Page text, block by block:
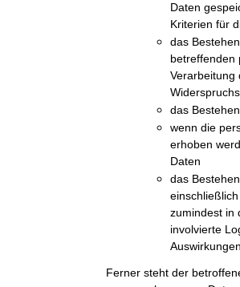
Daten
Kriterien für
das
betreffenden
Verarbeitung
das
wenn die
erhoben
Daten
das
zumindest in
involvierte
Ferner steht der